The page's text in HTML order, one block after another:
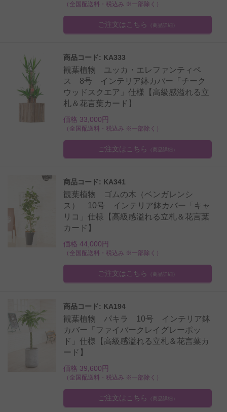
（全国配送料・税込み ※一部除く）
ご注文はこちら （商品詳細）
商品コード: KA333
観葉植物 ユッカ・エレファンティペ
ス 8号 インテリア鉢カバー「チーク
ウッドスクエア」仕様【高級感溢れる立
札＆花言葉カード】
価格 33,000円
（全国配送料・税込み ※一部除く）
ご注文はこちら （商品詳細）
商品コード: KA341
観葉植物 ゴムの木（ベンガレンシ
ス） 10号 インテリア鉢カバー「キャ
リコ」仕様【高級感溢れる立札＆花言葉
カード】
価格 44,000円
（全国配送料・税込み ※一部除く）
ご注文はこちら （商品詳細）
商品コード: KA194
観葉植物 パキラ 10号 インテリア鉢
カバー「ファイバークレイグレーポッ
ド」仕様【高級感溢れる立札＆花言葉カ
ード】
価格 39,600円
（全国配送料・税込み ※一部除く）
ご注文はこちら （商品詳細）